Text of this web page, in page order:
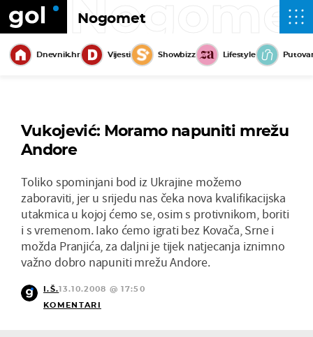
Nogomet
Dnevnik.hr Vijesti Showbizz Lifestyle
Vukojević: Moramo napuniti mrežu
Andore
Toliko spominjani bod iz Ukrajine možemo
zaboraviti, jer u srijedu nas čeka nova kvalifikacijska
utakmica u kojoj ćemo se, osim s protivnikom, boriti
i s vremenom. Iako ćemo igrati bez Kovača, Srne i
možda Pranjića, za daljni je tijek natjecanja iznimno
važno dobro napuniti mrežu Andore.
I.Š.13.10.2008 @ 17:50
KOMENTARI